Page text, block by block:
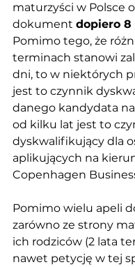
maturzyści w Polsce
dokument dopiero 8
Pomimo tego, że
terminach stanowi
dni, to w niektórych
jest to czynnik
danego kandydata
od kilku lat jest to
dyskwalifikujący dla
aplikujących na
Copenhagen
Pomimo wielu apeli
zarówno ze strony
ich rodziców (2 lata
nawet petycję w tej